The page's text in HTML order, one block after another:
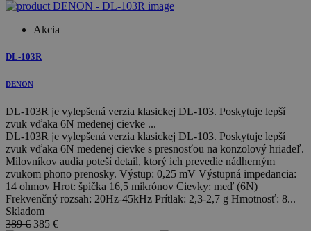
Akcia
DL-103R
DENON
DL-103R je vylepšená verzia klasickej DL-103. Poskytuje lepší
zvuk vďaka 6N medenej cievke ...
DL-103R je vylepšená verzia klasickej DL-103. Poskytuje lepší
zvuk vďaka 6N medenej cievke s presnosťou na konzolový hriadeľ.
Milovníkov audia poteší detail, ktorý ich prevedie nádherným
zvukom phono prenosky. Výstup: 0,25 mV Výstupná impedancia:
14 ohmov Hrot: špička 16,5 mikrónov Cievky: meď (6N)
Frekvenčný rozsah: 20Hz-45kHz Prítlak: 2,3-2,7 g Hmotnosť: 8...
Skladom
389 € 385 €